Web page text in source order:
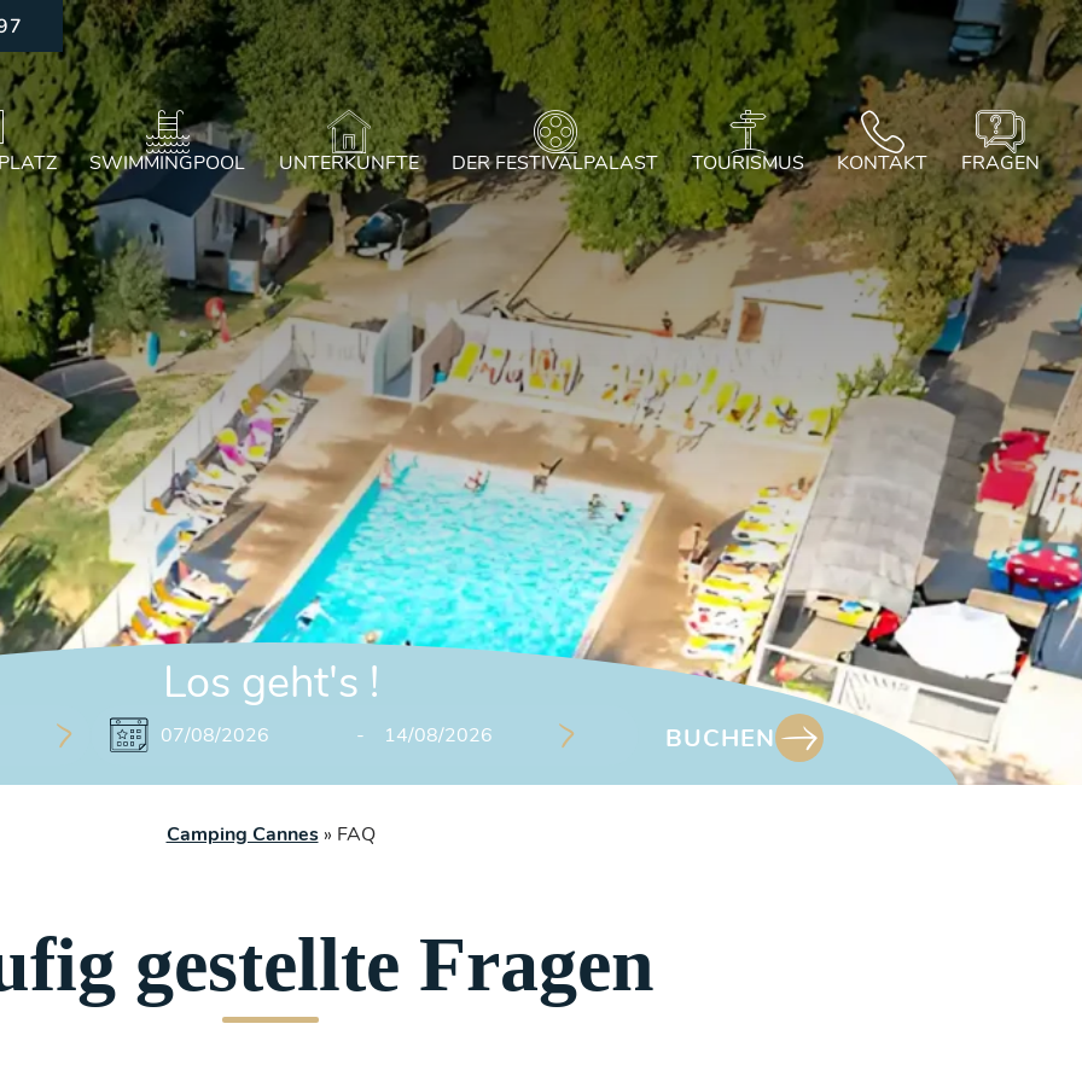
SWIMMINGPOOL UNTERKÜNFTE DER FESTIVALPALAST TOURISMUS KONTAKT FRAGEN
Los geht's !
BUCHEN
Camping Cannes» FAQ
gestellte Fragen